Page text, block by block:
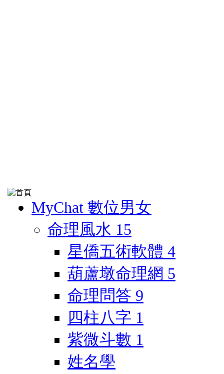
MyChat 數位男女
命理風水 15
星僑五術軟體 4
葫蘆墩命理網 5
命理問答 9
四柱八字 1
紫微斗數 1
姓名學